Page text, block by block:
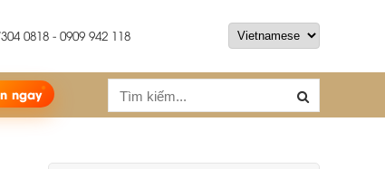
0818 - 0909 942 118
ngay